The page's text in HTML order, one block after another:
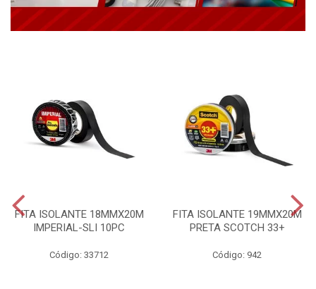
FITA ISOLANTE 18MMX20M
IMPERIAL-SLI 10PC
Código: 33712
FITA ISOLANTE 19MMX20M
PRETA SCOTCH 33+
Código: 942